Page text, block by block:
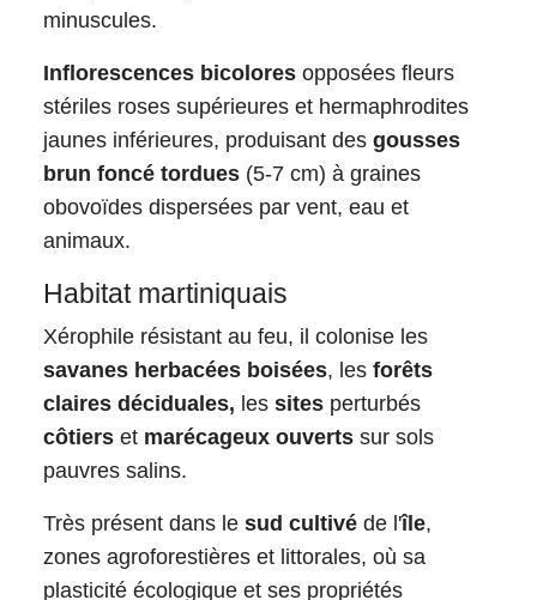
minuscules.
Inflorescences bicolores opposées fleurs
stériles roses supérieures et hermaphrodites
jaunes inférieures, produisant des gousses
brun foncé tordues (5-7 cm) à graines
obovoïdes dispersées par vent, eau et
animaux.
Habitat martiniquais
Xérophile résistant au feu, il colonise les
savanes herbacées boisées, les forêts
claires déciduales, les sites perturbés
côtiers et marécageux ouverts sur sols
pauvres salins.
Très présent dans le sud cultivé de l'île,
zones agroforestières et littorales, où sa
plasticité écologique et ses propriétés